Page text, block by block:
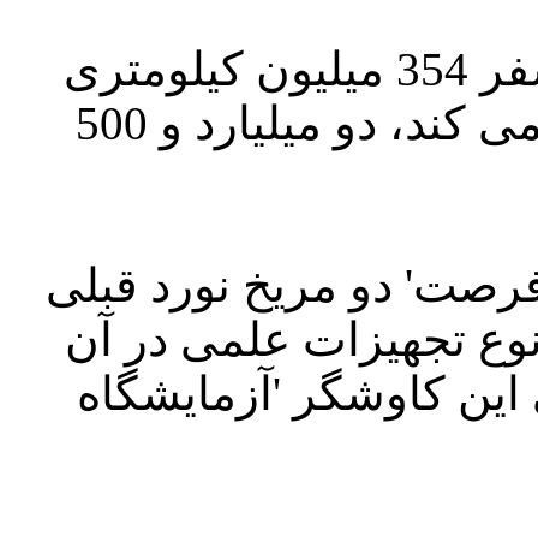
ناسا برای این کاوشگر که برای سفر 354 میلیون کیلومتری
اش از سوخت هسته ای استفاده می کند، دو میلیارد و 500
دو مریخ نورد قبلی
است، یک تن وزن دارد و 10 نوع تجهیزات علمی در آن
کاوشگر 'آزمایشگاه